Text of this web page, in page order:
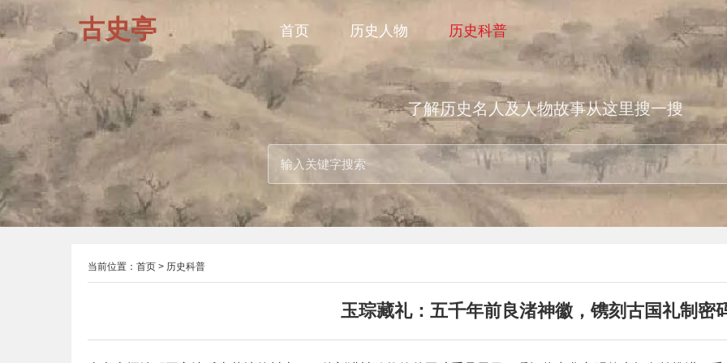
古史亭 首页 历史人物 历史科普
了解历史名人及人物故事从这里搜一搜
当前位置： 首页 > 历史科普
玉琮藏礼：五千年前良渚神徽，镌刻古国礼制密